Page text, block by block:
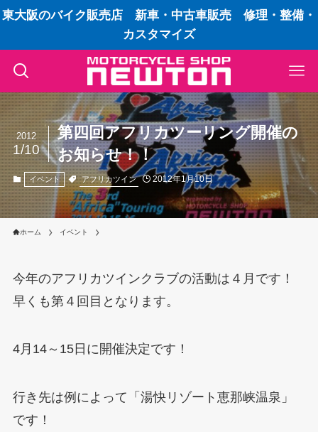
東大阪のバイク販売店 新車・中古車販売 修理・整備・
カスタマイズ
第四回アフリカツーリング開催の
お知らせ！！
2012
1/10
イベント アフリカツイン 2012年1月10日
ホーム イベント
今年のアフリカツインクラブの活動は４月です！
早くも第４回目となります。
4月14～15日に開催決定です！
行き先は例によって「湯快リゾート恵那峡温泉」
です！